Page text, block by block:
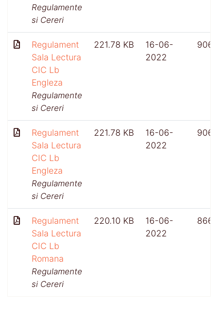
Regulamente
si Cereri
Regulament
Sala Lectura
CIC Lb
Engleza
Regulamente
si Cereri
221.78 KB
16-06-
2022
906
Regulament
Sala Lectura
CIC Lb
Engleza
Regulamente
si Cereri
221.78 KB
16-06-
2022
906
Regulament
Sala Lectura
CIC Lb
Romana
Regulamente
si Cereri
220.10 KB
16-06-
2022
866